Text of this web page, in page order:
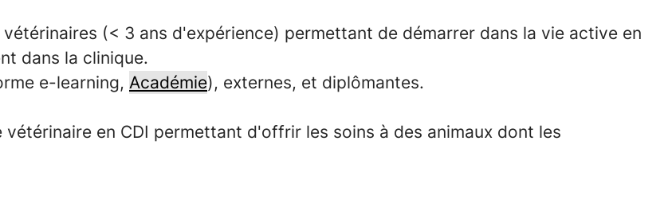
(< 3 ans d'expérience) permettant de démarrer dans la vie active en
dans la clinique.
e-learning, Académie), externes, et diplômantes.
en CDI permettant d'offrir les soins à des animaux dont les